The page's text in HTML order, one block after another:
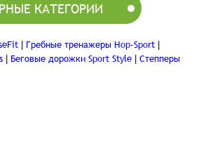
КАТЕГОРИИ
Гребные тренажеры Hop-Sport
Беговые дорожки Sport Style
Степперы